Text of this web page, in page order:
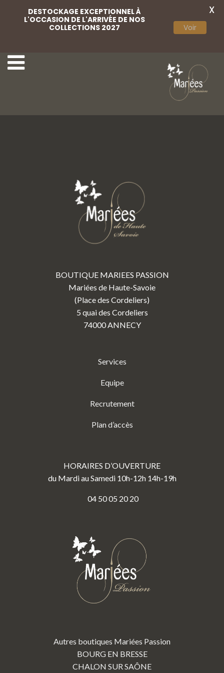
BOUTIQUE MARIEES PASSION
Mariées de Haute-Savoie
(Place des Cordeliers)
5 quai des Cordeliers
74000 ANNECY
Services
Equipe
Recrutement
Plan d’accès
HORAIRES D’OUVERTURE
du Mardi au Samedi 10h-12h 14h-19h
04 50 05 20 20
Autres boutiques Mariées Passion
BOURG EN BRESSE
CHALON SUR SAÔNE
DESTOCKAGE EXCEPTIONNEL À
L'OCCASION DE L'ARRIVÉE DE NOS
COLLECTIONS 2027
Voir
X